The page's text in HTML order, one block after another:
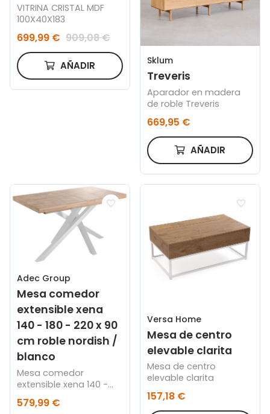
VITRINA CRISTAL MDF
100X40X183
699,99 € 909,08 €
AÑADIR Sklum
Treveris
Aparador en madera
de roble Treveris
669,95 €
AÑADIR
Adec Group
Mesa comedor
extensible xena
140 - 180 - 220 x 90
cm roble nordish /
blanco
Mesa comedor
extensible xena 140 -
nordish / blanco
579,99 €
Versa Home
Mesa de centro
elevable clarita
Mesa de centro
elevable clarita
157,18 €